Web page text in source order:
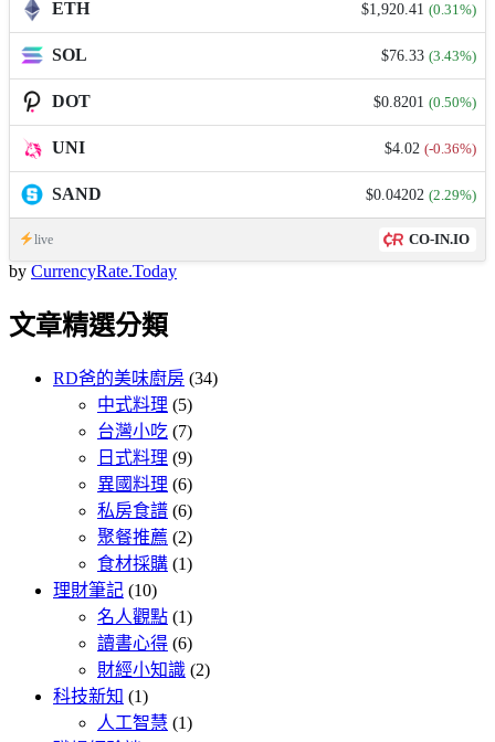
ETH $1,920.41 (0.31%)
SOL $76.33 (3.43%)
DOT $0.8201 (0.50%)
UNI $4.02 (-0.36%)
SAND $0.04202 (2.29%)
live CO-IN.IO
by CurrencyRate.Today
文章精選分類
RD爸的美味廚房 (34)
中式料理 (5)
台灣小吃 (7)
日式料理 (9)
異國料理 (6)
私房食譜 (6)
聚餐推薦 (2)
食材採購 (1)
理財筆記 (10)
名人觀點 (1)
讀書心得 (6)
財經小知識 (2)
科技新知 (1)
人工智慧 (1)